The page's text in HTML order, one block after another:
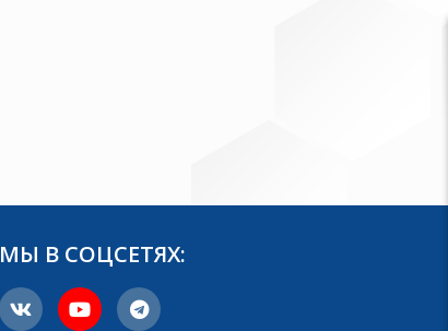
МЫ В СОЦСЕТЯХ: